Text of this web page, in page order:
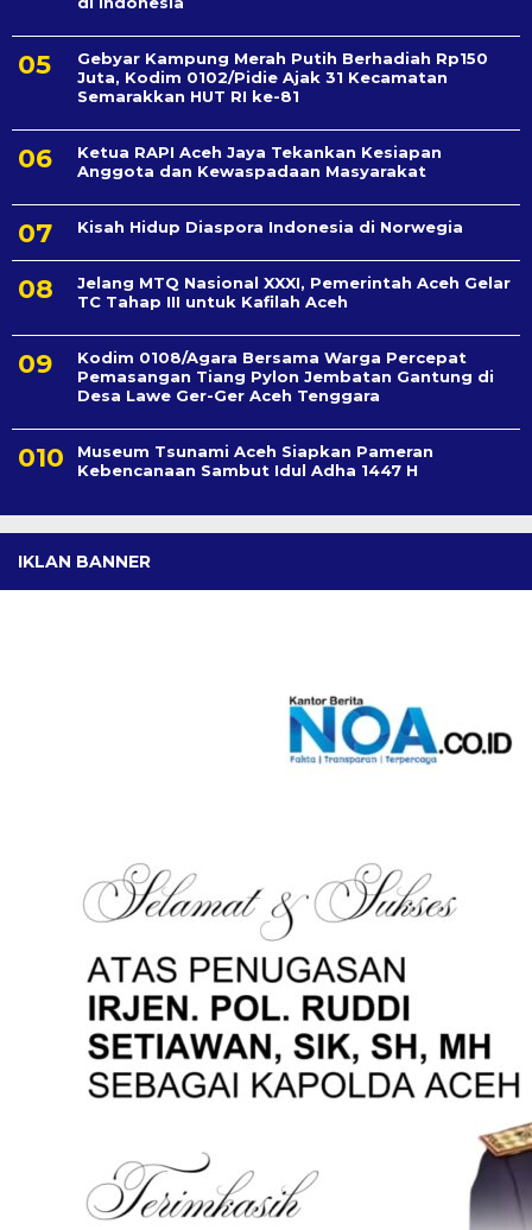
Gebyar Kampung Merah Putih Berhadiah Rp150
Juta, Kodim 0102/Pidie Ajak 31 Kecamatan
Semarakkan HUT RI ke-81
Ketua RAPI Aceh Jaya Tekankan Kesiapan
Anggota dan Kewaspadaan Masyarakat
Kisah Hidup Diaspora Indonesia di Norwegia
Jelang MTQ Nasional XXXI, Pemerintah Aceh Gelar
TC Tahap III untuk Kafilah Aceh
Kodim 0108/Agara Bersama Warga Percepat
Pemasangan Tiang Pylon Jembatan Gantung di
Desa Lawe Ger-Ger Aceh Tenggara
Museum Tsunami Aceh Siapkan Pameran
Kebencanaan Sambut Idul Adha 1447 H
IKLAN BANNER